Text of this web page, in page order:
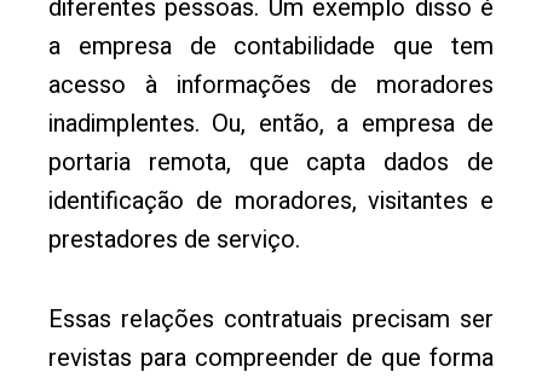
diferentes pessoas. Um exemplo disso é
a empresa de contabilidade que tem
acesso à informações de moradores
inadimplentes. Ou, então, a empresa de
portaria remota, que capta dados de
identificação de moradores, visitantes e
prestadores de serviço.
Essas relações contratuais precisam ser
revistas para compreender de que forma